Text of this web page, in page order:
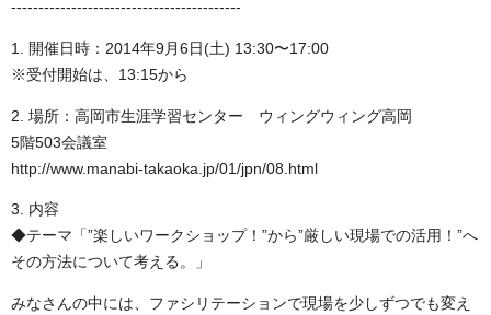
------------------------------------------
1. 開催日時：2014年9月6日(土) 13:30〜17:00
※受付開始は、13:15から
2. 場所：高岡市生涯学習センター ウィングウィング高岡
5階503会議室
http://www.manabi-takaoka.jp/01/jpn/08.html
3. 内容
◆テーマ「”楽しいワークショップ！”から”厳しい現場での活用！”へ
その方法について考える。」
みなさんの中には、ファシリテーションで現場を少しずつでも変え